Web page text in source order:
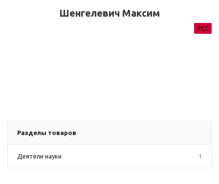
Шенгелевич Максим
РСС
Разделы товаров
Деятели науки 1